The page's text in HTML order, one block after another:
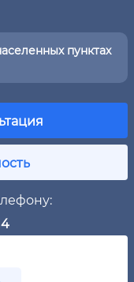
пунктах